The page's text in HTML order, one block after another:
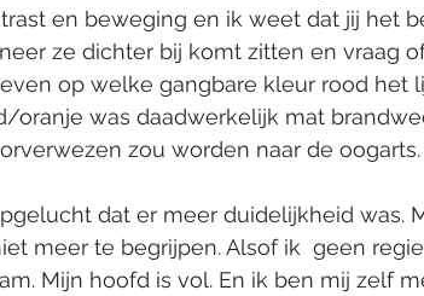
en beweging en ik weet dat jij het
ze dichter bij komt zitten en vraag
op welke gangbare kleur rood het
oranje was daadwerkelijk mat
zou worden naar de oogarts.
dat er meer duidelijkheid was.
meer te begrijpen. Alsof ik  geen
Mijn hoofd is vol. En ik ben mij zelf